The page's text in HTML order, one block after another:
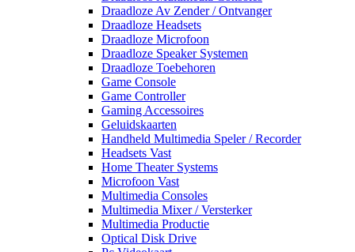
Draadloze Av Zender / Ontvanger
Draadloze Headsets
Draadloze Microfoon
Draadloze Speaker Systemen
Draadloze Toebehoren
Game Console
Game Controller
Gaming Accessoires
Geluidskaarten
Handheld Multimedia Speler / Recorder
Headsets Vast
Home Theater Systems
Microfoon Vast
Multimedia Consoles
Multimedia Mixer / Versterker
Multimedia Productie
Optical Disk Drive